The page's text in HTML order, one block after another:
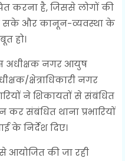
करना है, जिससे लोगों की
सके और कानून-व्यवस्था के
हो।
अधीक्षक नगर आयुष
क्षेत्राधिकारी नगर
ने शिकायतों से संबंधित
संबंधित थाना प्रभारियों
के निर्देश दिए।
आयोजित की जा रही